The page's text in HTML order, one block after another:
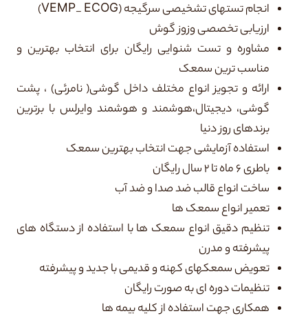
انجام تستهای تشخیصی سرگیجه (VEMP_ ECOG)
ارزیابی تخصصی وزوز گوش
مشاوره و تست شنوایی رایگان برای انتخاب بهترین و
مناسب ترین سمعک
ارائه و تجویز انواع مختلف داخل گوشی( نامرئی) ، پشت
گوشی، دیجیتال،هوشمند و هوشمند وایرلس با برترین
برندهای روز دنیا
استفاده آزمایشی جهت انتخاب بهترین سمعک
باطری ۶ ماه تا ۲ سال رایگان
ساخت انواع قالب ضد صدا و ضد آب
تعمیر انواع سمعک ها
تنظیم دقیق انواع سمعک ها با استفاده از دستگاه های
پیشرفته و مدرن
تعویض سمعکهای کهنه و قدیمی با جدید و پیشرفته
تنظیمات دوره ای به صورت رایگان
همکاری جهت استفاده از کلیه بیمه ها